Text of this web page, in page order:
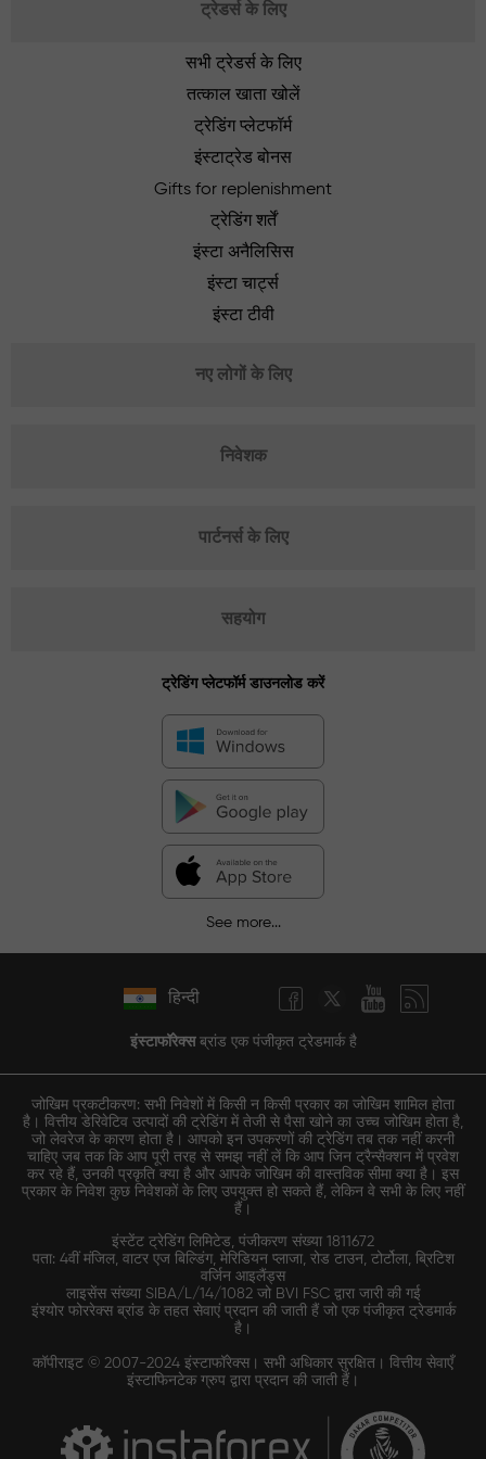
ट्रेडर्स के लिए
सभी ट्रेडर्स के लिए
तत्काल खाता खोलें
ट्रेडिंग प्लेटफॉर्म
इंस्टाट्रेड बोनस
Gifts for replenishment
ट्रेडिंग शर्तें
इंस्टा अनैलिसिस
इंस्टा चार्ट्स
इंस्टा टीवी
नए लोगों के लिए
निवेशक
पार्टनर्स के लिए
सहयोग
ट्रेडिंग प्लेटफॉर्म डाउनलोड करें
See more...
हिन्दी
इंस्टाफॉरेक्सब्रांड एक पंजीकृत ट्रेडमार्क है
जोखिम प्रकटीकरण: सभी निवेशों में किसी न किसी प्रकार का जोखिम शामिल होता
है। वित्तीय डेरिवेटिव उत्पादों की ट्रेडिंग में तेजी से पैसा खोने का उच्च जोखिम होता है,
जो लेवरेज के कारण होता है। आपको इन उपकरणों की ट्रेडिंग तब तक नहीं करनी
चाहिए जब तक कि आप पूरी तरह से समझ नहीं लें कि आप जिन ट्रैन्सैक्शन में प्रवेश
कर रहे हैं, उनकी प्रकृति क्या है और आपके जोखिम की वास्तविक सीमा क्या है। इस
प्रकार के निवेश कुछ निवेशकों के लिए उपयुक्त हो सकते हैं, लेकिन वे सभी के लिए नहीं
हैं।
इंस्टेंट ट्रेडिंग लिमिटेड, पंजीकरण संख्या 1811672
पता: 4वीं मंजिल, वाटर एज बिल्डिंग, मेरिडियन प्लाजा, रोड टाउन, टोर्टोला, ब्रिटिश
वर्जिन आइलैंड्स
लाइसेंस संख्या SIBA/L/14/1082 जो BVI FSC द्वारा जारी की गई
इंश्योर फोररेक्स ब्रांड के तहत सेवाएं प्रदान की जाती हैं जो एक पंजीकृत ट्रेडमार्क
है।
कॉपीराइट © 2007-2024 इंस्टाफॉरेक्स। सभी अधिकार सुरक्षित। वित्तीय सेवाएँ
इंस्टाफिनटेक ग्रुप द्वारा प्रदान की जाती हैं।